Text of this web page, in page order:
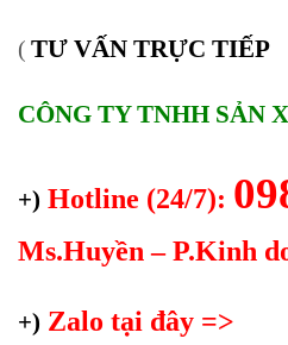
( TƯ VẤN TRỰC TIẾP
CÔNG TY TNHH SẢN
+) Hotline (24/7):
Ms.Huyền – P.Kinh
+) Zalo tại đây =>